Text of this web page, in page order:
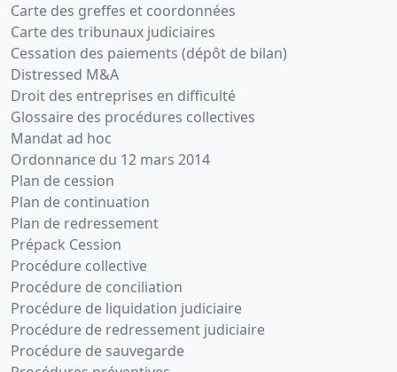
Carte des greffes et coordonnées
Carte des tribunaux judiciaires
Cessation des paiements (dépôt de bilan)
Distressed M&A
Droit des entreprises en difficulté
Glossaire des procédures collectives
Mandat ad hoc
Ordonnance du 12 mars 2014
Plan de cession
Plan de continuation
Plan de redressement
Prépack Cession
Procédure collective
Procédure de conciliation
Procédure de liquidation judiciaire
Procédure de redressement judiciaire
Procédure de sauvegarde